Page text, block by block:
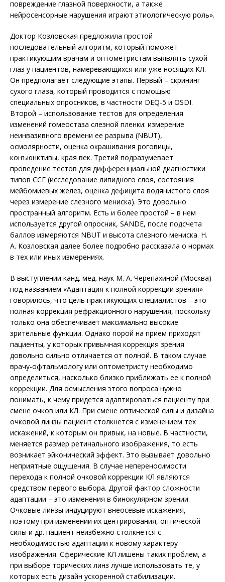
повреждение глазной поверхности, а также
нейросенсорные нарушения играют этиологическую роль».
Доктор Козловская предложила простой
последовательный алгоритм, который поможет
практикующим врачам и оптометристам выявлять сухой
глаз у пациентов, намеревающихся или уже носящих КЛ.
Он предполагает следующие этапы. Первый – скрининг
сухого глаза, который проводится с помощью
специальных опросников, в частности DEQ-5 и OSDI.
Второй – использование тестов для определения
изменений гомеостаза слезной пленки: измерение
неинвазивного времени ее разрыва (NBUT),
осмолярности, оценка окрашивания роговицы,
конъюнктивы, края век. Третий подразумевает
проведение тестов для дифференциальной диагностики
типов ССГ (исследование липидного слоя, состояния
мейбомиевых желез, оценка дефицита водянистого слоя
через измерение слезного мениска). Это довольно
пространный алгоритм. Есть и более простой – в нем
используется другой опросник, SANDE, после подсчета
баллов измеряются NBUT и высота слезного мениска. Н.
А. Козловская далее более подробно рассказала о нормах
в тех или иных измерениях.
В выступлении канд. мед. наук М. А. Черепахиной (Москва)
под названием «Адаптация к полной коррекции зрения»
говорилось, что цель практикующих специалистов – это
полная коррекция рефракционного нарушения, поскольку
только она обеспечивает максимально высокие
зрительные функции. Однако порой на прием приходят
пациенты, у которых привычная коррекция зрения
довольно сильно отличается от полной. В таком случае
врачу-офтальмологу или оптометристу необходимо
определиться, насколько близко приближать ее к полной
коррекции. Для осмысления этого вопроса нужно
понимать, к чему придется адаптироваться пациенту при
смене очков или КЛ. При смене оптической силы и дизайна
очковой линзы пациент столкнется с изменением тех
искажений, к которым он привык, на новые. В частности,
меняется размер ретинального изображения, то есть
возникает эйконический эффект. Это вызывает довольно
неприятные ощущения. В случае непереносимости
перехода к полной очковой коррекции КЛ являются
средством первого выбора. Другой фактор сложности
адаптации – это изменения в бинокулярном зрении.
Очковые линзы индуцируют вне­осевые искажения,
поэтому при изменении их центрирования, оптической
силы и др. пациент неизбежно столкнется с
необходимостью адаптации к новому характеру
изображения. Сферические КЛ лишены таких проблем, а
при выборе торических линз лучше использовать те, у
которых есть дизайн ускоренной стабилизации.